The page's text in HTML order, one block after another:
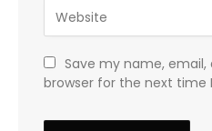
Save my name, email,
browser for the next time